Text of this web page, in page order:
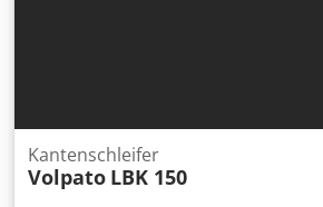
Kantenschleifer
Volpato LBK 150